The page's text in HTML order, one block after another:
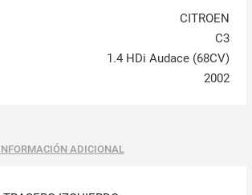
CITROEN
C3
1.4 HDi Audace (68CV)
2002
ADICIONAL